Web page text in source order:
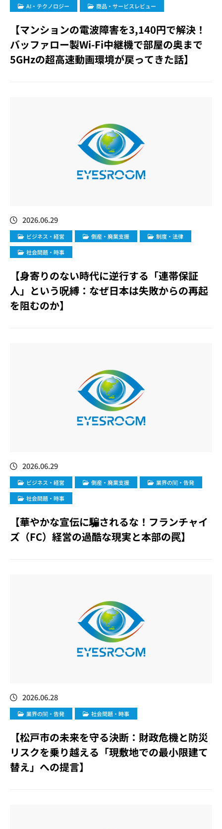
​AI・テクノロジー 商品・サービスレビュー
【マンションの電波障害を3,140円で解決！
バッファロー製Wi-Fi中継機で部屋の奥まで
5GHzの超高速動画環境が戻ってきた話】
2026.06.29
ビジネス・経営 倒産・廃業支援
制度・法律
社会問題・時事
【身寄りのない時代に逆行する「連帯保証
人」という呪縛：なぜ日本は失敗からの再起
を阻むのか】
2026.06.29
ビジネス・経営 倒産・廃業支援
業界の闇・告発
社会問題・時事
【華やかな宣伝に騙されるな！フランチャイ
ズ（FC）経営の過酷な現実と本部の罠】
2026.06.28
業界の闇・告発 社会問題・時事
【松戸市の未来を守る決断：財政危機と防災
リスクを乗り越える「現敷地での最小限建て
替え」への提言】